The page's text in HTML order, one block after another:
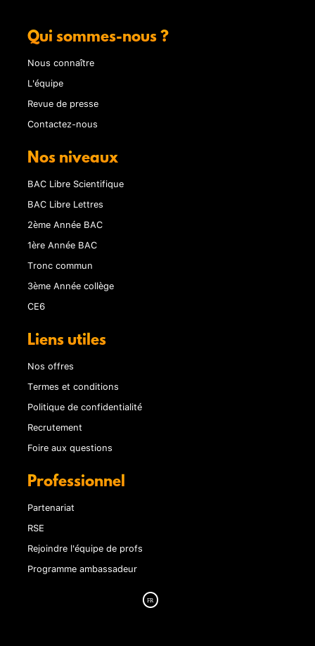
Qui sommes-nous ?
Nous connaître
L'équipe
Revue de presse
Contactez-nous
Nos niveaux
BAC Libre Scientifique
BAC Libre Lettres
2ème Année BAC
1ère Année BAC
Tronc commun
3ème Année collège
CE6
Liens utiles
Nos offres
Termes et conditions
Politique de confidentialité
Recrutement
Foire aux questions
Professionnel
Partenariat
RSE
Rejoindre l'équipe de profs
Programme ambassadeur